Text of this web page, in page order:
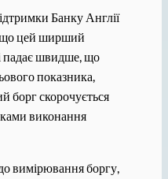
Банку Англії
що цей ширший
падає швидше, що
показника,
борг скорочується
виконання
вимірювання боргу,